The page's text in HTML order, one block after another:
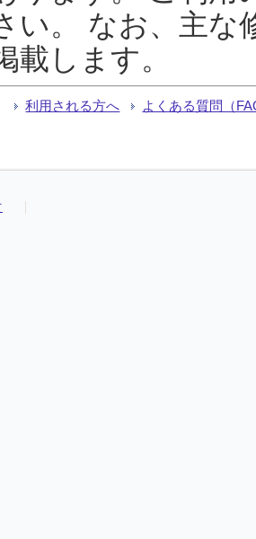
い。 なお、主な
載します。
利用される方へ よくある質問（